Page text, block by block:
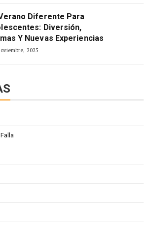
Diferente Para
Diversión,
Y Nuevas Experiencias
2025